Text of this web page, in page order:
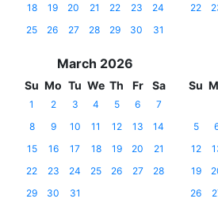
18
19 20 21 22 23
24
25
26 27 28 29 30 31
22
March 2026
Su Mo Tu We Th Fr Sa
1 2 3 4 5 6
7
8
9 10 11 12 13
14
15
16 17 18 19 20
21
22
23 24 25 26 27
28
29
30 31
Su
5
12
19
26